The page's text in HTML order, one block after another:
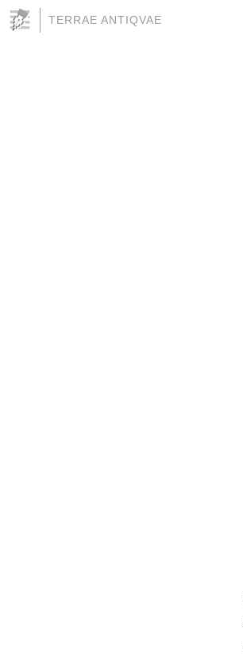
TERRAE ANTIQVAE